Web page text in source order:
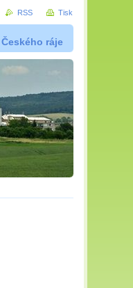
ráje
RSS Tisk